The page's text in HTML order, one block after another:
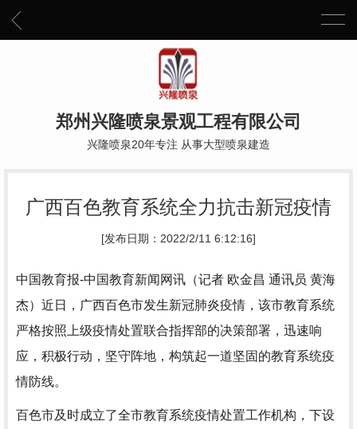
郑州兴隆喷泉景观工程有限公司
兴隆喷泉20年专注 从事大型喷泉建造
广西百色教育系统全力抗击新冠疫情
[发布日期：2022/2/11 6:12:16]
中国教育报-中国教育新闻网讯（记者 欧金昌 通讯员 黄海
杰）近日，广西百色市发生新冠肺炎疫情，该市教育系统
严格按照上级疫情处置联合指挥部的决策部署，迅速响
应，积极行动，坚守阵地，构筑起一道坚固的教育系统疫
情防线。
百色市及时成立了全市教育系统疫情处置工作机构，下设